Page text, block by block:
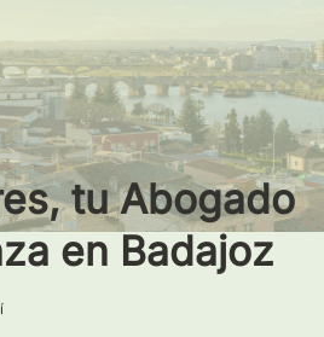
tu Abogado
en Badajoz